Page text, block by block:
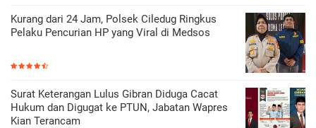
Kurang dari 24 Jam, Polsek Ciledug Ringkus
Pelaku Pencurian HP yang Viral di Medsos
Surat Keterangan Lulus Gibran Diduga Cacat
Hukum dan Digugat ke PTUN, Jabatan Wapres
Kian Terancam